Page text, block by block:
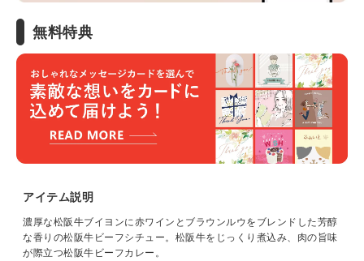
無料特典
アイテム説明
濃厚な松阪牛ブイヨンに赤ワインとブラウンルウをブレンドした芳醇
な香りの松阪牛ビーフシチュー。松阪牛をじっくり煮込み、肉の旨味
が際立つ松阪牛ビーフカレー。